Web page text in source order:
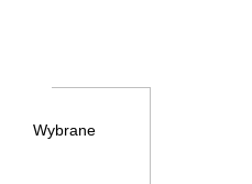
Wybrane